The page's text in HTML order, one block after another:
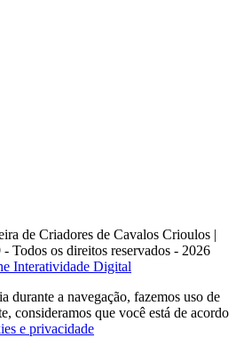
de Criadores de Cavalos Crioulos |
- Todos os direitos reservados - 2026
durante a navegação, fazemos uso de
consideramos que você está de acordo
e privacidade